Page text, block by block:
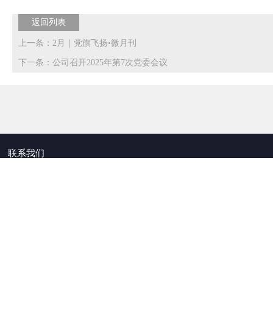
返回列表
上一条：2月｜党旗飞扬•微月刊
下一条：公司召开2025年第7次党委会议
联系我们